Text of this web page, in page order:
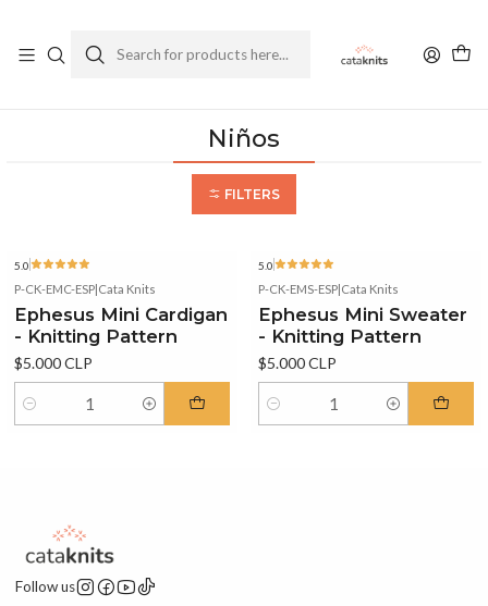
Niños
FILTERS
5.0
P-CK-EMC-ESP|Cata Knits
Ephesus Mini Cardigan
- Knitting Pattern
$5.000 CLP
Quantity
5.0
P-CK-EMS-ESP|Cata Knits
Ephesus Mini Sweater
- Knitting Pattern
$5.000 CLP
Quantity
Follow us